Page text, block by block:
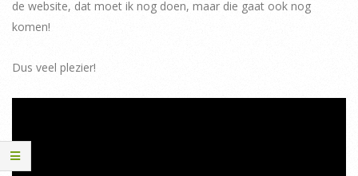
de website, dat moet ik nog doen, maar die gaat ook nog
komen!
Dus veel plezier!